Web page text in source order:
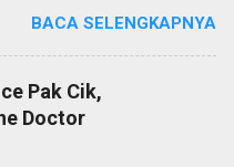
penjara yang diajukan Jaksa
Darwis dari Kejari Surabaya.
diketuai Sigit Sutanto SH
menjerat Ervan tersebut
pidana. Dalam
BACA SELENGKAPNYA
Pak Cik,
Doctor